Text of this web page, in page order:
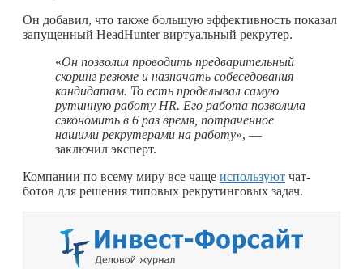
Он добавил, что также большую эффективность показал
запущенный HeadHunter виртуальный рекрутер.
«Он позволил проводить предварительный
скоринг резюме и назначать собеседования
кандидатам. То есть проделывал самую
рутинную работу HR. Его работа позволила
сэкономить в 6 раз время, потраченное
нашими рекрутерами на работу», —
заключил эксперт.
Компании по всему миру все чаще используют чат-
ботов для решения типовых рекрутинговых задач.